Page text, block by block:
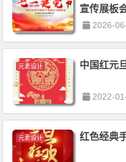
宣传展板
2026-
元素设计 中国红元
2022-
元素设计 红色经典